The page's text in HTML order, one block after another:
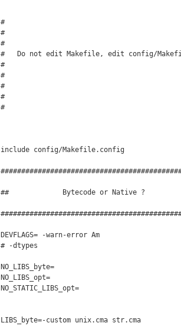
#
#
#
#   Do not edit Makefile, edit config/
#
#
#
#
#
include config/Makefile.config
##             Bytecode or Native ?
DEVFLAGS= -warn-error Am
# -dtypes
NO_LIBS_byte=
NO_LIBS_opt=
NO_STATIC_LIBS_opt=
LIBS_byte=-custom unix.cma str.cma